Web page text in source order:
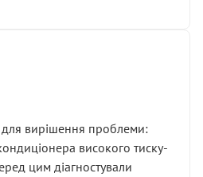
для вирішення проблеми:
високого тиску-
цим діагностували